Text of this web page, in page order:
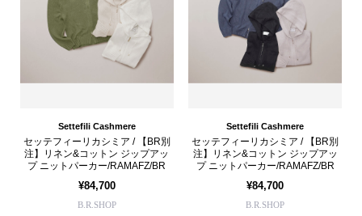
Settefili Cashmere
セッテフィーリカシミア / 【BR別
注】リネン&コットン ジップアッ
プ ニットパーカー/RAMAFZ/BR
¥84,700
B.R.SHOP
Settefili Cashmere
セッテフィーリカシミア / 【BR別
注】リネン&コットン ジップアッ
プ ニットパーカー/RAMAFZ/BR
¥84,700
B.R.SHOP